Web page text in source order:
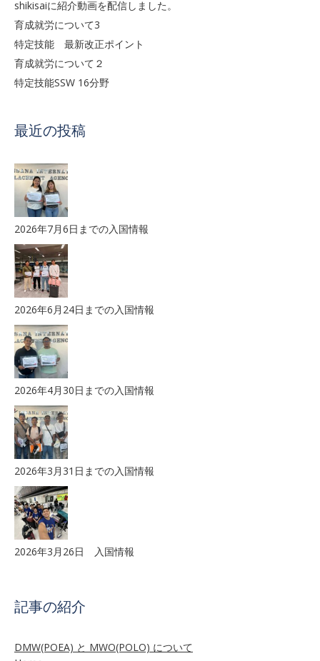
shikisaiに紹介動画を配信しました。
育成就労について3
特定技能 最新改正ポイント
育成就労について２
特定技能SSW 16分野
最近の投稿
2026年7月6日までの入国情報
2026年6月24日までの入国情報
2026年4月30日までの入国情報
2026年3月31日までの入国情報
2026年3月26日 入国情報
記事の紹介
DMW(POEA) と MWO(POLO) について